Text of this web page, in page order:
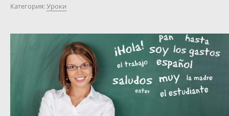
Категория:Уроки